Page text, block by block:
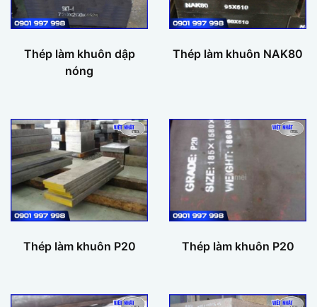
Thép làm khuôn dập
nóng
Thép làm khuôn NAK80
Thép làm khuôn P20 Thép làm khuôn P20